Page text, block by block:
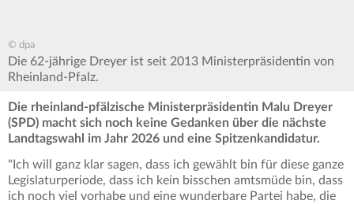
© dpa
Die 62-jährige Dreyer ist seit 2013 Ministerpräsidentin von
Rheinland-Pfalz.
Die rheinland-pfälzische Ministerpräsidentin Malu Dreyer
(SPD) macht sich noch keine Gedanken über die nächste
Landtagswahl im Jahr 2026 und eine Spitzenkandidatur.
"Ich will ganz klar sagen, dass ich gewählt bin für diese ganze
Legislaturperiode, dass ich kein bisschen amtsmüde bin, dass
ich noch viel vorhabe und eine wunderbare Partei habe, die